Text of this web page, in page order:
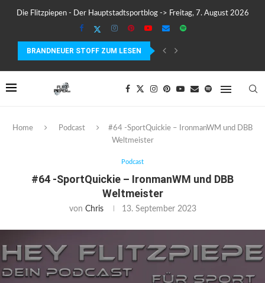
Die Flitzpiepen - Der Hauptstadtsportblog -> Freitag, 7. August 2026
BRANDNEUER STOFF ZUM LESEN
MEIN ERSTER MARATHON: 42,195 KILOMETER PURE VERRÜCKTHEIT,
Home Podcast
#64 -SportQuickie – IronmanWM und DBB
Weltmeister
Podcast
#64 -SportQuickie – IronmanWM und DBB
Weltmeister
von Chris 13. September 2023